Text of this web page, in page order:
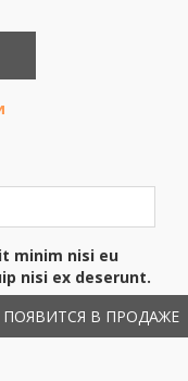
minim nisi eu
nisi ex deserunt.
В ПРОДАЖЕ